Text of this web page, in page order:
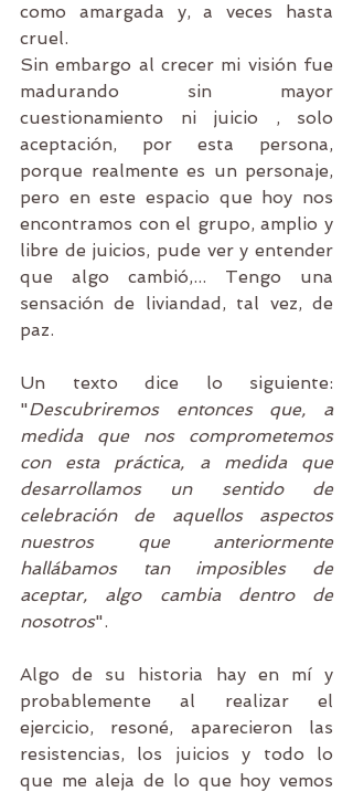
como amargada y, a veces hasta
cruel.
Sin embargo al crecer mi visión fue
madurando sin mayor
cuestionamiento ni juicio , solo
aceptación, por esta persona,
porque realmente es un personaje,
pero en este espacio que hoy nos
encontramos con el grupo, amplio y
libre de juicios, pude ver y entender
que algo cambió,... Tengo una
sensación de liviandad, tal vez, de
paz.
Un texto dice lo siguiente:
"Descubriremos entonces que, a
medida que nos comprometemos
con esta práctica, a medida que
desarrollamos un sentido de
celebración de aquellos aspectos
nuestros que anteriormente
hallábamos tan imposibles de
aceptar, algo cambia dentro de
nosotros".
Algo de su historia hay en mí y
probablemente al realizar el
ejercicio, resoné, aparecieron las
resistencias, los juicios y todo lo
que me aleja de lo que hoy vemos